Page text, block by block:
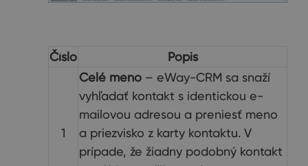
Číslo Popis
1
Celé meno – eWay-CRM sa snaží
vyhľadať kontakt s identickou e-
mailovou adresou a preniesť meno
a priezvisko z karty kontaktu. V
prípade, že žiadny podobný kontakt